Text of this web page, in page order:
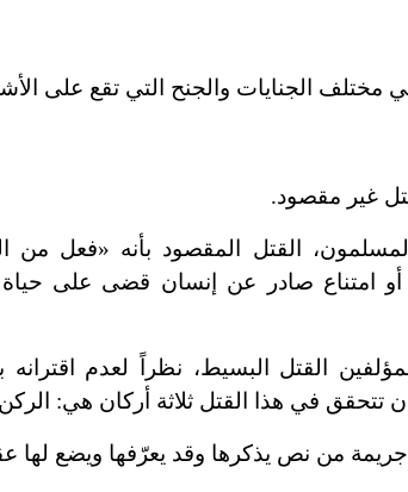
مختلف الجنايات والجنح التي تقع على
غير مقصود.
القتل المقصود بأنه «فعل من
امتناع صادر عن إنسان قضى على حياة
القتل البسيط، نظراً لعدم
تتحقق في هذا القتل ثلاثة أركان هي: الركن
جريمة من نص يذكرها وقد يعرّفها ويضع لها